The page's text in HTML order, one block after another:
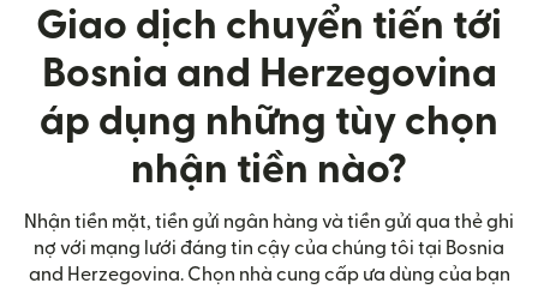
Giao dịch chuyển tiến tới
Bosnia and Herzegovina
áp dụng những tùy chọn
nhận tiền nào?
Nhận tiền mặt, tiền gửi ngân hàng và tiền gửi qua thẻ ghi
nợ với mạng lưới đáng tin cậy của chúng tôi tại Bosnia
and Herzegovina. Chọn nhà cung cấp ưa dùng của bạn